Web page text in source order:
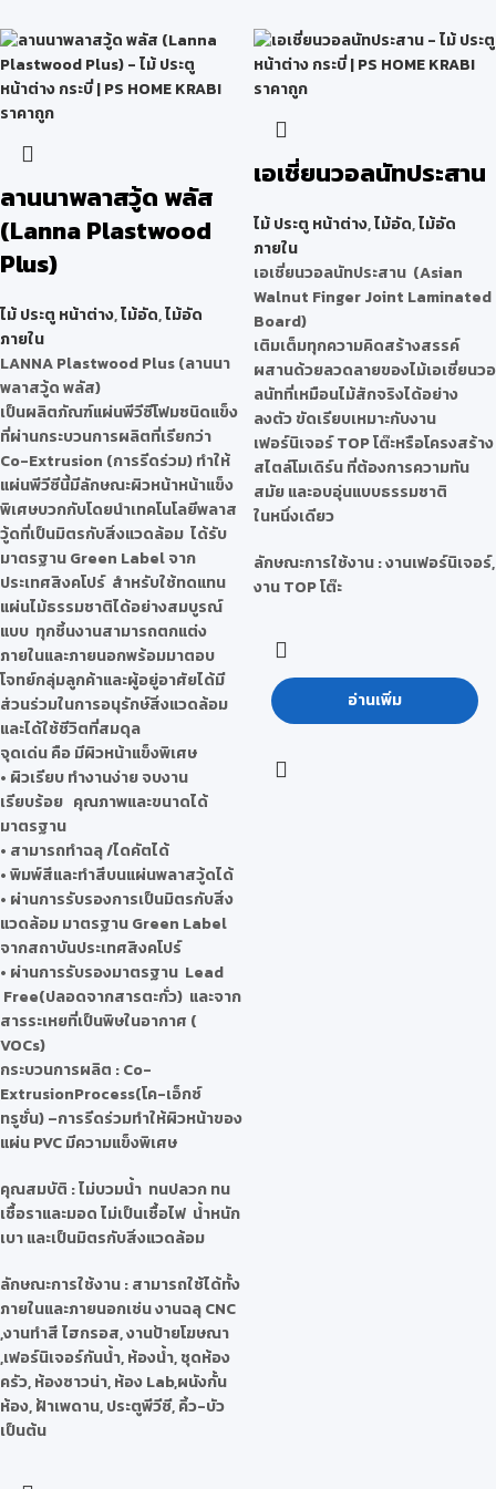
ลานนาพลาสวู้ด พลัส
(Lanna Plastwood
Plus)
ไม้ ประตู หน้าต่าง,ไม้อัด,ไม้อัด
ภายใน
LANNA Plastwood Plus (ลานนา
พลาสวู้ด พลัส)
เป็นผลิตภัณฑ์แผ่นพีวีซีโฟมชนิดแข็ง
ที่ผ่านกระบวนการผลิตที่เรียกว่า
Co-Extrusion (การรีดร่วม) ทำให้
แผ่นพีวีซีนี้มีลักษณะผิวหน้าหน้าแข็ง
พิเศษบวกกับโดยนำเทคโนโลยีพลาส
วู้ดที่เป็นมิตรกับสิ่งแวดล้อม ได้รับ
มาตรฐาน Green Label จาก
ประเทศสิงคโปร์ สำหรับใช้ทดแทน
แผ่นไม้ธรรมชาติได้อย่างสมบูรณ์
แบบ ทุกชิ้นงานสามารถตกแต่ง
ภายในและภายนอกพร้อมมาตอบ
โจทย์กลุ่มลูกค้าและผู้อยู่อาศัยได้มี
ส่วนร่วมในการอนุรักษ์สิ่งแวดล้อม
และได้ใช้ชีวิตที่สมดุล
จุดเด่น คือ มีผิวหน้าแข็งพิเศษ
• ผิวเรียบ ทำงานง่าย จบงาน
เรียบร้อย คุณภาพและขนาดได้
มาตรฐาน
• สามารถทำฉลุ /ไดคัตได้
• พิมพ์สีและทำสีบนแผ่นพลาสวู้ดได้
• ผ่านการรับรองการเป็นมิตรกับสิ่ง
แวดล้อม มาตรฐาน Green Label
จากสถาบันประเทศสิงคโปร์
• ผ่านการรับรองมาตรฐาน Lead
Free(ปลอดจากสารตะกั่ว) และจาก
สารระเหยที่เป็นพิษในอากาศ (
VOCs)
กระบวนการผลิต : Co-
ExtrusionProcess(โค-เอ็กซ์
ทรูชั่น) –การรีดร่วมทำให้ผิวหน้าของ
แผ่น PVC มีความแข็งพิเศษ
คุณสมบัติ : ไม่บวมน้ำ ทนปลวก ทน
เชื้อราและมอด ไม่เป็นเชื้อไฟ น้ำหนัก
เบา และเป็นมิตรกับสิ่งแวดล้อม
ลักษณะการใช้งาน: สามารถใช้ได้ทั้ง
ภายในและภายนอกเช่น งานฉลุ CNC
,งานทำสี ไฮกรอส, งานป้ายโฆษณา
,เฟอร์นิเจอร์กันน้ำ, ห้องน้ำ, ชุดห้อง
ครัว, ห้องซาวน่า, ห้อง Lab,ผนังกั้น
ห้อง, ฝ้าเพดาน, ประตูพีวีซี, คิ้ว-บัว
เป็นต้น
เอเชี่ยนวอลนัทประสาน
ไม้ ประตู หน้าต่าง,ไม้อัด,ไม้อัด
ภายใน
เอเชี่ยนวอลนัทประสาน (Asian
Walnut Finger Joint Laminated
Board)
เติมเต็มทุกความคิดสร้างสรรค์
ผสานด้วยลวดลายของไม้เอเชี่ยนวอ
ลนัทที่เหมือนไม้สักจริงได้อย่าง
ลงตัว ขัดเรียบเหมาะกับงาน
เฟอร์นิเจอร์ TOP โต๊ะหรือโครงสร้าง
สไตล์โมเดิร์น ที่ต้องการความทัน
สมัย และอบอุ่นแบบธรรมชาติ
ในหนึ่งเดียว
ลักษณะการใช้งาน : งานเฟอร์นิเจอร์,
งาน TOP โต๊ะ
อ่านเพิ่ม